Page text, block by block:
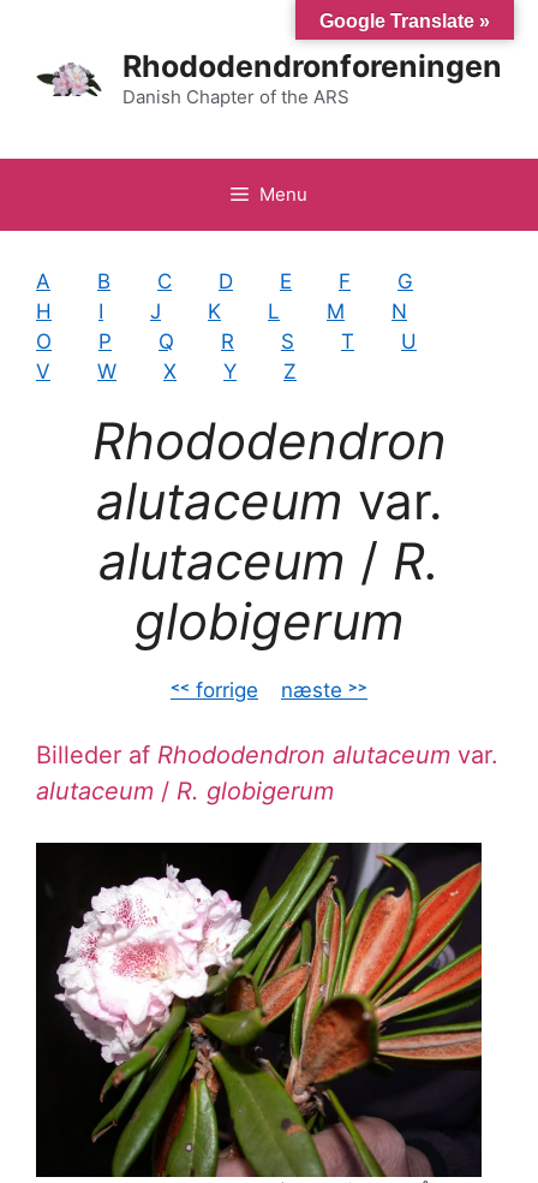
indhold
Rhododendronforeningen
Danish Chapter of the ARS
Menu
A B C D E F
G
H
I J K L M
N
O
P Q R S T
U
V
W X Y Z
Rhododendron
alutaceum var.
alutaceum / R.
globigerum
˂˂ forrige næste ˃˃
Billeder af Rhododendron alutaceum var.
alutaceum / R. globigerum
Google Translate »